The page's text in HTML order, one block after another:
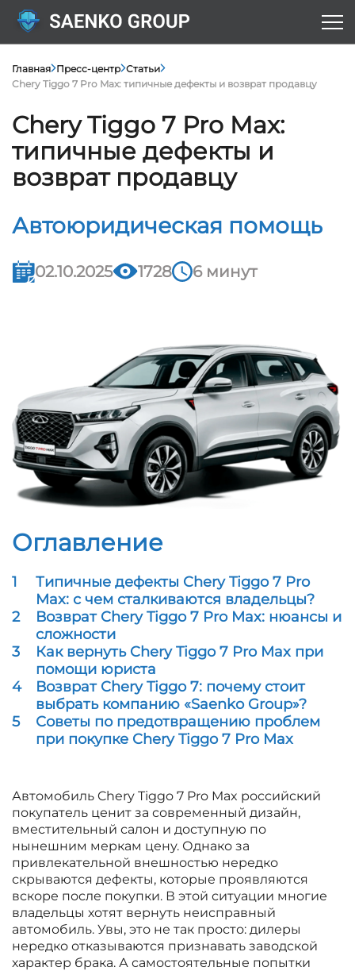
Главная Пресс-центр Статьи
Chery Tiggo 7 Pro Max: типичные дефекты и возврат продавцу
Chery Tiggo 7 Pro Max:
типичные дефекты и
возврат продавцу
Автоюридическая помощь
02.10.2025 1728 6 минут
Оглавление
1
Типичные дефекты Chery Tiggo 7 Pro
Max: с чем сталкиваются владельцы?
2
Возврат Chery Tiggo 7 Pro Max: нюансы и
сложности
3
Как вернуть Chery Tiggo 7 Pro Max при
помощи юриста
4
Возврат Chery Tiggo 7: почему стоит
выбрать компанию «Saenko Group»?
5
Советы по предотвращению проблем
при покупке Chery Tiggo 7 Pro Max
Автомобиль Chery Tiggo 7 Pro Max российский
покупатель ценит за современный дизайн,
вместительный салон и доступную по
нынешним меркам цену. Однако за
привлекательной внешностью нередко
скрываются дефекты, которые проявляются
вскоре после покупки. В этой ситуации многие
владельцы хотят вернуть неисправный
автомобиль. Увы, это не так просто: дилеры
нередко отказываются признавать заводской
характер брака. А самостоятельные попытки